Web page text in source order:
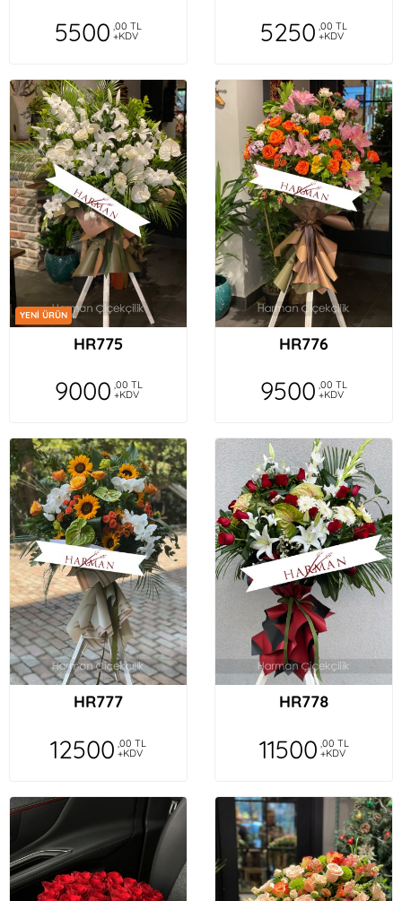
5500 ,00 TL
+KDV 5250 ,00 TL
+KDV
YENİ ÜRÜN
HR775
9000 ,00 TL
+KDV
HR776
9500 ,00 TL
+KDV
HR777
12500 ,00 TL
+KDV
HR778
11500 ,00 TL
+KDV